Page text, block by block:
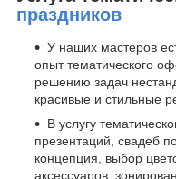
праздников
У наших мастеров
опыт тематического
решению задач
красивые и стильные
В услугу
презентаций, свадеб
концепция, выбор
аксессуаров,